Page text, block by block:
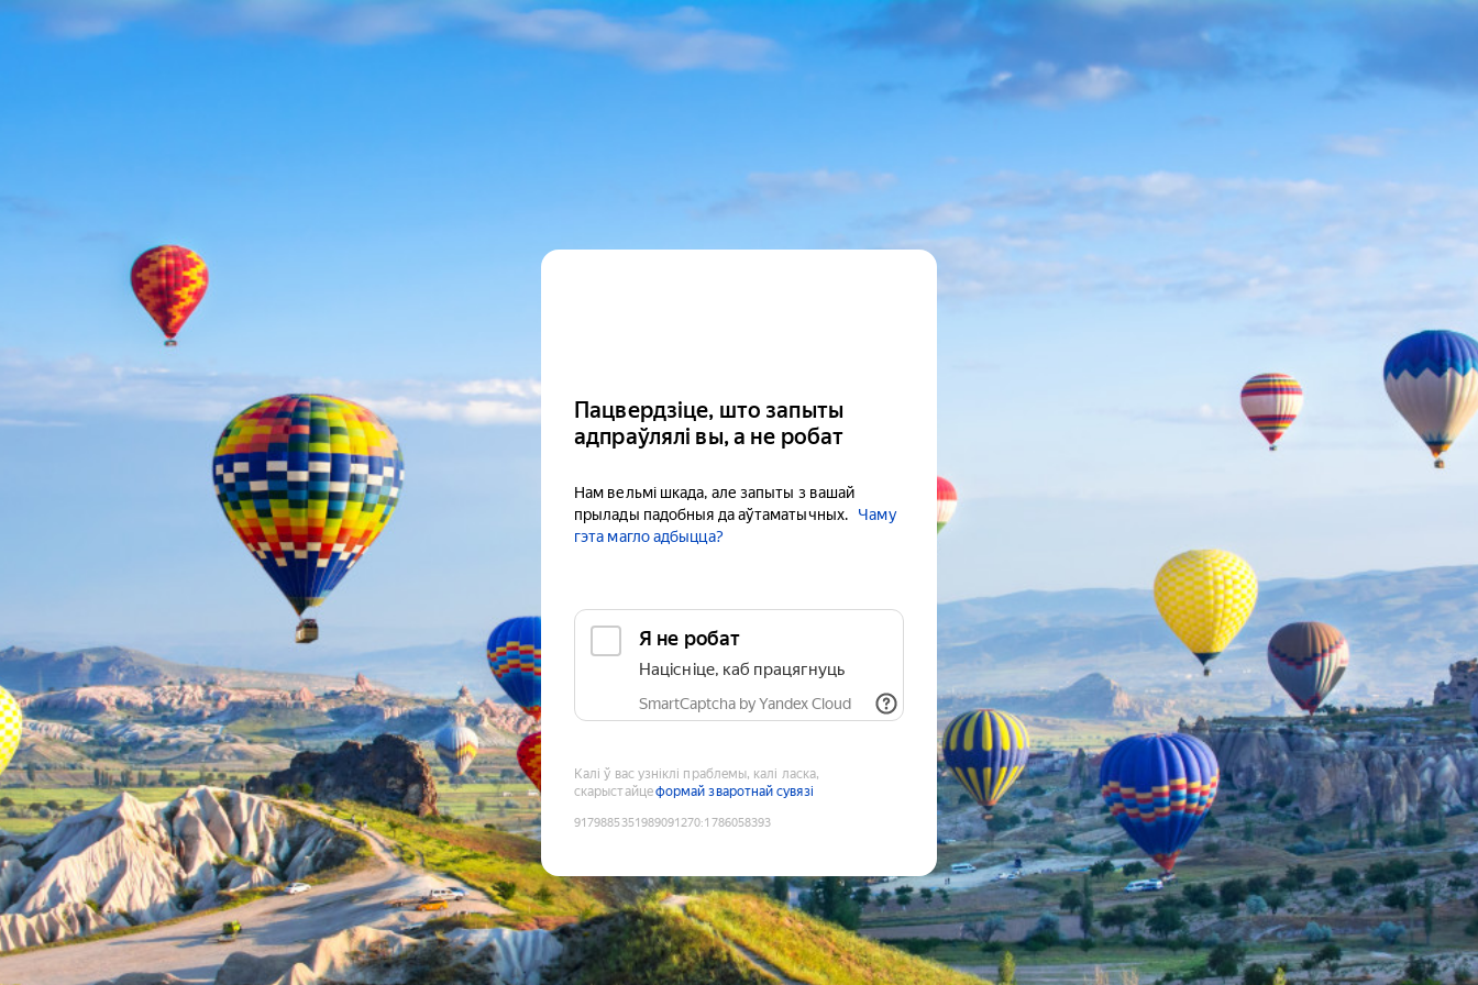
Пацвердзіце, што запыты
адпраўлялі вы, а не робат
Нам вельмі шкада, але запыты з вашай
прылады падобныя да аўтаматычных.
Чаму
гэта магло адбыцца?
Я не робат
Націсніце, каб працягнуць
SmartCaptcha by Yandex Cloud
Калі ў вас узніклі праблемы, калі ласка,
скарыстайцеформай зваротнай сувязі
9179885351989091270:1786058393